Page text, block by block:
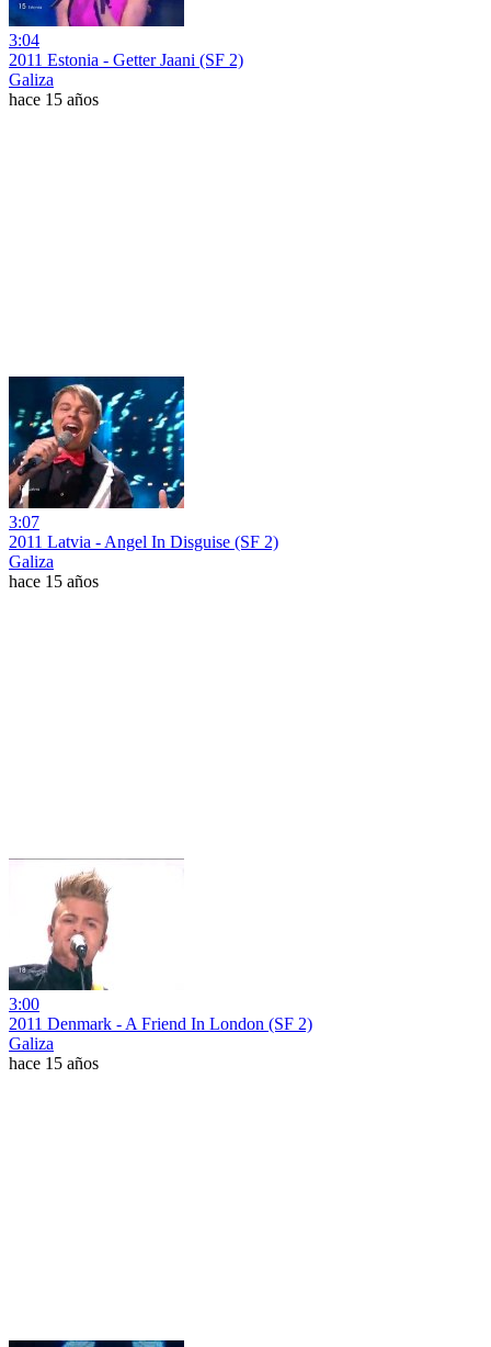
3:04
2011 Estonia - Getter Jaani (SF 2)
Galiza
hace 15 años
3:07
2011 Latvia - Angel In Disguise (SF 2)
Galiza
hace 15 años
3:00
2011 Denmark - A Friend In London (SF 2)
Galiza
hace 15 años